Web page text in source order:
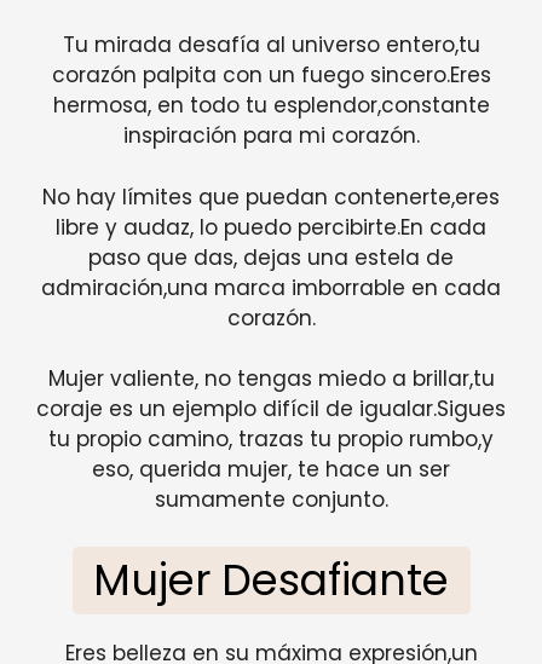
Tu mirada desafía al universo entero,tu
corazón palpita con un fuego sincero.Eres
hermosa, en todo tu esplendor,constante
inspiración para mi corazón.
No hay límites que puedan contenerte,eres
libre y audaz, lo puedo percibirte.En cada
paso que das, dejas una estela de
admiración,una marca imborrable en cada
corazón.
Mujer valiente, no tengas miedo a brillar,tu
coraje es un ejemplo difícil de igualar.Sigues
tu propio camino, trazas tu propio rumbo,y
eso, querida mujer, te hace un ser
sumamente conjunto.
Mujer Desafiante
Eres belleza en su máxima expresión,un